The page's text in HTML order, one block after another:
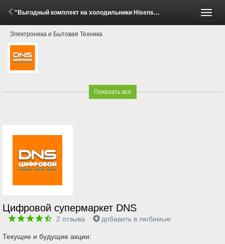
"Выгодный комплект на холодильники Hisense!" (2 - 8 Июня 2026)
Электроника и Бытовая Техника
Показать все
Цифровой супермаркет DNS
2 отзыва добавить в любимые
Текущие и будущие акции: